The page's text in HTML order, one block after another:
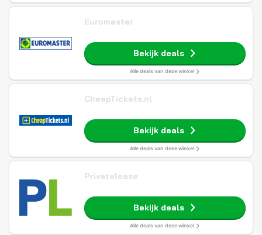
Euromaster
Bekijk deals
Alle deals van deze winkel
CheapTickets.nl
Bekijk deals
Alle deals van deze winkel
Privatelease
Bekijk deals
Alle deals van deze winkel